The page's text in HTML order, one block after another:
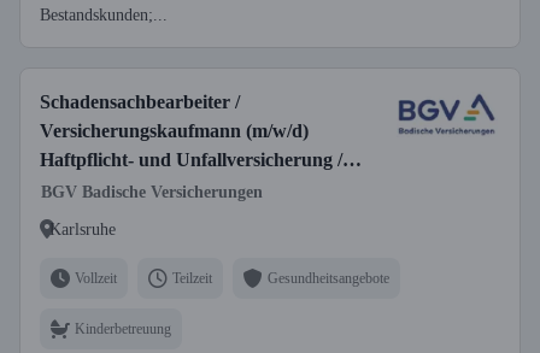
Bestandskunden;...
Schadensachbearbeiter /
Versicherungskaufmann (m/w/d)
Haftpflicht- und Unfallversicherung /
Innendienst
BGV Badische Versicherungen
Karlsruhe
Vollzeit Teilzeit Gesundheitsangebote
Kinderbetreuung